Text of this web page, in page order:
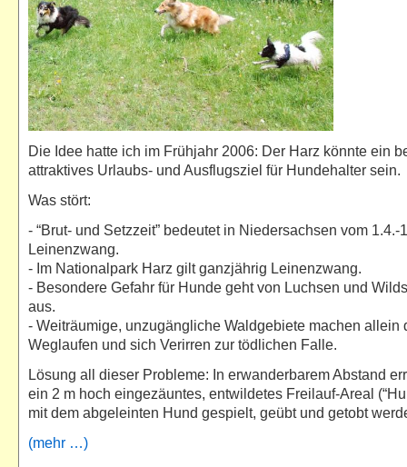
Die Idee hatte ich im Frühjahr 2006: Der Harz könnte ein
attraktives Urlaubs- und Ausflugsziel für Hundehalter sein.
Was stört:
- “Brut- und Setzzeit” bedeutet in Niedersachsen vom 1.4.-
Leinenzwang.
- Im Nationalpark Harz gilt ganzjährig Leinenzwang.
- Besondere Gefahr für Hunde geht von Luchsen und
aus.
- Weiträumige, unzugängliche Waldgebiete machen allein
Weglaufen und sich Verirren zur tödlichen Falle.
Lösung all dieser Probleme: In erwanderbarem Abstand
ein 2 m hoch eingezäuntes, entwildetes Freilauf-Areal
mit dem abgeleinten Hund gespielt, geübt und getobt
(mehr …)